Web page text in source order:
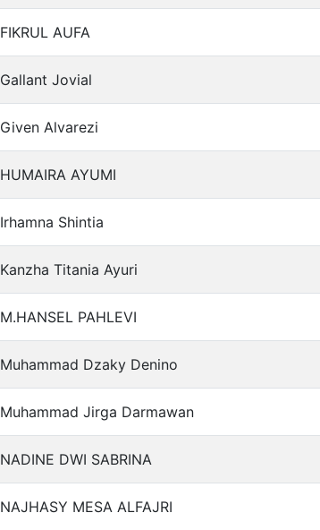
FIKRUL AUFA
Gallant Jovial
Given Alvarezi
HUMAIRA AYUMI
Irhamna Shintia
Kanzha Titania Ayuri
M.HANSEL PAHLEVI
Muhammad Dzaky Denino
Muhammad Jirga Darmawan
NADINE DWI SABRINA
NAJHASY MESA ALFAJRI